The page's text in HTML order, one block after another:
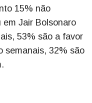
15% não
em Jair Bolsonaro
53% são a favor
semanais, 32% são